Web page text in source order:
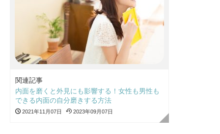
関連記事
内面を磨くと外見にも影響する！女性も男性も
できる内面の自分磨きする方法
2021年11月07日 2023年09月07日